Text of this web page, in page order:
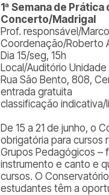
1ª Semana de
Concerto/Madrigal
Prof. responsável/
Coordenação/Roberto
Dia 15/seg, 15h
Local/Auditório
Rua São Bento, 808,
entrada gratuita
classificação indicativa/
De 15 a 21 de junho, o
obrigatória para cursos
Grupos Pedagógicos –
instrumento e canto e
cursos. O
estudantes têm a